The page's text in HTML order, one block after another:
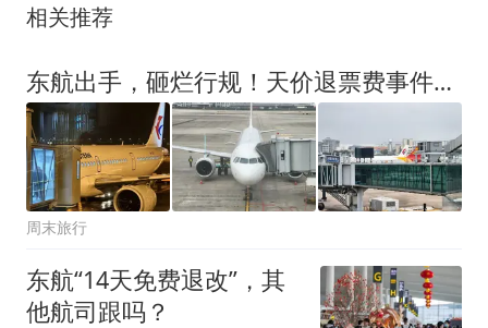
相关推荐
东航出手，砸烂行规！天价退票费事件管用了？解读东航退票新规，国航会跟进吗？
周末旅行
东航“14天免费退改”，其
他航司跟吗？